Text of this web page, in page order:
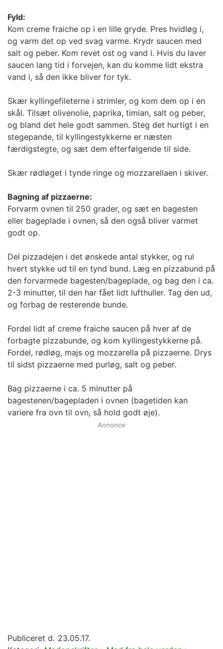
Fyld:
Kom creme fraiche op i en lille gryde. Pres hvidløg i,
og varm det op ved svag varme. Krydr saucen med
salt og peber. Kom revet ost og vand i. Hvis du laver
saucen lang tid i forvejen, kan du komme lidt ekstra
vand i, så den ikke bliver for tyk.
Skær kyllingefileterne i strimler, og kom dem op i en
skål. Tilsæt olivenolie, paprika, timian, salt og peber,
og bland det hele godt sammen. Steg det hurtigt i en
stegepande, til kyllingestykkerne er næsten
færdigstegte, og sæt dem efterfølgende til side.
Skær rødløget i tynde ringe og mozzarellaen i skiver.
Bagning af pizzaerne:
Forvarm ovnen til 250 grader, og sæt en bagesten
eller bageplade i ovnen, så den også bliver varmet
godt op.
Del pizzadejen i det ønskede antal stykker, og rul
hvert stykke ud til en tynd bund. Læg en pizzabund på
den forvarmede bagesten/bageplade, og bag den i ca.
2-3 minutter, til den har fået lidt lufthuller. Tag den ud,
og forbag de resterende bunde.
Fordel lidt af creme fraiche saucen på hver af de
forbagte pizzabunde, og kom kyllingestykkerne på.
Fordel, rødløg, majs og mozzarella på pizzaerne. Drys
til sidst pizzaerne med purløg, salt og peber.
Bag pizzaerne i ca. 5 minutter på
bagestenen/bagepladen i ovnen (bagetiden kan
variere fra ovn til ovn, så hold godt øje).
Annonce
Publiceret d. 23.05.17.